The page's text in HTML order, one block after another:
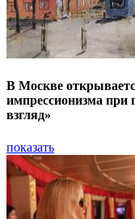
В Москве
импрессионизма
взгляд»
показать